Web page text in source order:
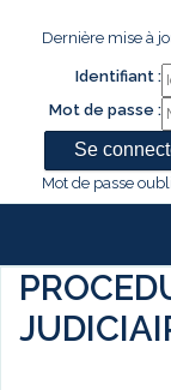
Dernière mise à
Identifiant :
Mot de passe :
Mot de passe